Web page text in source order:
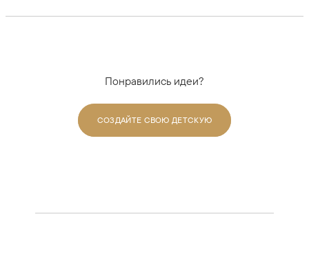
Понравились идеи?
СОЗДАЙТЕ СВОЮ ДЕТСКУЮ